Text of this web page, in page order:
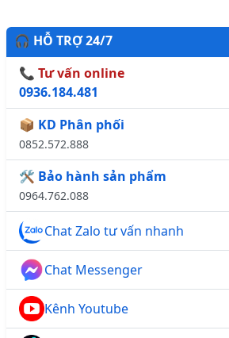
🎧 HỖ TRỢ 24/7
📞 Tư vấn online
0936.184.481
📦 KD Phân phối
0852.572.888
🛠️ Bảo hành sản phẩm
0964.762.088
Chat Zalo tư vấn nhanh
Chat Messenger
Kênh Youtube